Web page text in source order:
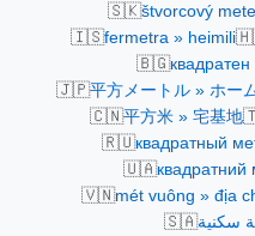
🇸🇰štvorcový
🇮🇸fermetra » heimili
🇧🇬
🇯🇵平方メートル » ホー
🇨🇳平方米 » 宅基地
🇷🇺квадратный
🇺🇦квадратний
🇻🇳mét vuông » địa
🇸🇦سكنية